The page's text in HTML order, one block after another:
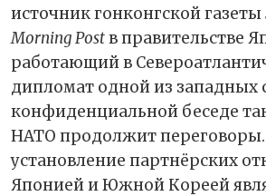
источник гонконгской газеты
Morning Postв правительстве
работающий в
дипломат одной из западных
конфиденциальной беседе
НАТО продолжит переговоры.
установление партнёрских
Японией и Южной Кореей